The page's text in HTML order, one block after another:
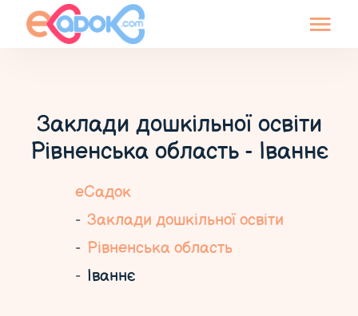
Заклади дошкільної освіти
Рівненська область - Іваннє
еСадок
Заклади дошкільної освіти
Рівненська область
Іваннє